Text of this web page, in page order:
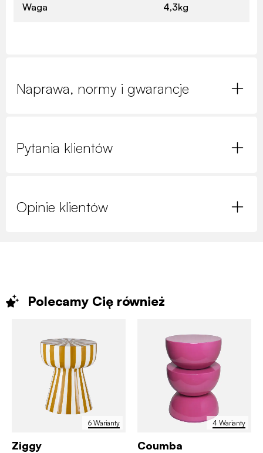
Waga 4,3kg
Naprawa, normy i gwarancje
Pytania klientów
Opinie klientów
Polecamy Cię również
6 Warianty
Ziggy
4 Warianty
Coumba